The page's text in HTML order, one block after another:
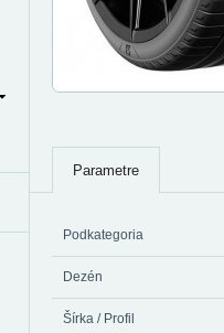
Parametre
Podkategoria
Dezén
Šírka / Profil